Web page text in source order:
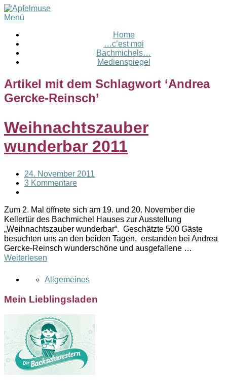
Menü
Home
…c’est moi
Bachmichels…
Medienspiegel
Artikel mit dem Schlagwort ‘Andrea
Gercke-Reinsch’
Weihnachtszauber
wunderbar 2011
24. November 2011
3 Kommentare
Zum 2. Mal öffnete sich am 19. und 20. November die
Kellertür des Bachmichel Hauses zur Ausstellung
„Weihnachtszauber wunderbar“. Geschätzte 500 Gäste
besuchten uns an den beiden Tagen, erstanden bei Andrea
Gercke-Reinsch wunderschöne und ausgefallene …
Weiterlesen
Allgemeines
Mein Lieblingsladen